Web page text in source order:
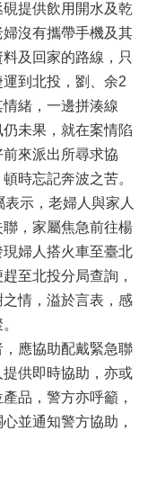
提供飲用開水及乾
沒有攜帶手機及其
及回家的路線，只
到北投，劉、余2
緒，一邊拼湊線
未果，就在案情陷
來派出所尋求協
時忘記奔波之苦。
示，老婦人與家人
，家屬焦急前往楊
婦人搭火車至臺北
至北投分局查詢，
情，溢於言表，感
應協助配戴緊急聯
供即時協助，亦或
品，警方亦呼籲，
並通知警方協助，